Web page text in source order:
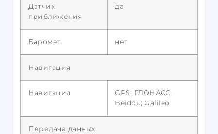
Датчик
приближения
да
Баромет нет
Навигация
Навигация
GPS; ГЛОНАСС;
Beidou; Galileo
Передача данных